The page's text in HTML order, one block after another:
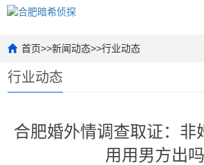
首页>>新闻动态>>行业动态
行业动态
合肥婚外情调查取证：非
用用男方出吗